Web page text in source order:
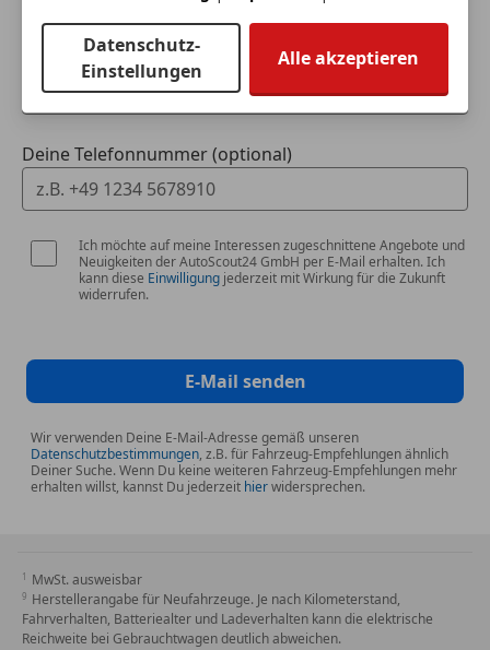
Deine E-Mail
Deine Telefonnummer (optional)
Ich möchte auf meine Interessen zugeschnittene Angebote und
Neuigkeiten der AutoScout24 GmbH per E-Mail erhalten. Ich
kann diese Einwilligung jederzeit mit Wirkung für die Zukunft
widerrufen.
E-Mail senden
Wir verwenden Deine E-Mail-Adresse gemäß unseren
Datenschutzbestimmungen, z.B. für Fahrzeug-Empfehlungen ähnlich
Deiner Suche. Wenn Du keine weiteren Fahrzeug-Empfehlungen mehr
erhalten willst, kannst Du jederzeit hierwidersprechen.
MwSt. ausweisbar
Herstellerangabe für Neufahrzeuge. Je nach Kilometerstand,
Fahrverhalten, Batteriealter und Ladeverhalten kann die elektrische
Reichweite bei Gebrauchtwagen deutlich abweichen.
Datenschutz-
Einstellungen
Alle akzeptieren